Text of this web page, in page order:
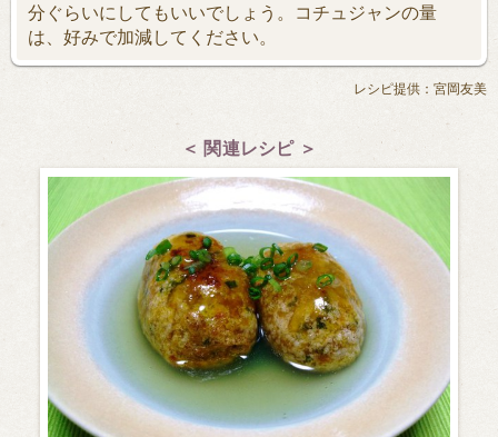
分ぐらいにしてもいいでしょう。コチュジャンの量
は、好みで加減してください。
レシピ提供：宮岡友美
＜ 関連レシピ ＞